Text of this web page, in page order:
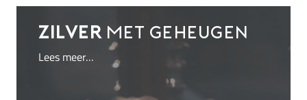
Zilvermet geheugen
Lees meer…